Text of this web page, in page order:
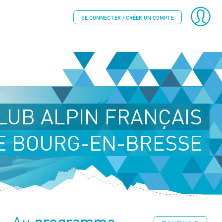
SE CONNECTER / CRÉER UN COMPTE
ALPIN FRANÇAIS
BOURG-EN-BRESSE